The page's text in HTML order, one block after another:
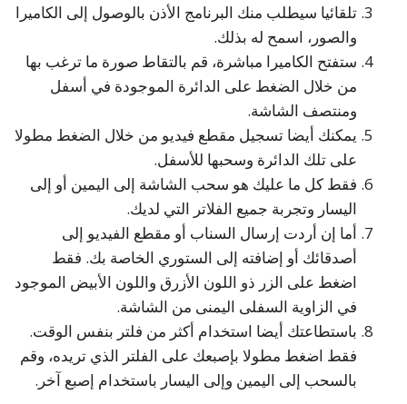
تلقائيا سيطلب منك البرنامج الأذن بالوصول إلى الكاميرا
والصور، اسمح له بذلك.
ستفتح الكاميرا مباشرة، قم بالتقاط صورة ما ترغب بها
من خلال الضغط على الدائرة الموجودة في أسفل
ومنتصف الشاشة.
يمكنك أيضا تسجيل مقطع فيديو من خلال الضغط مطولا
على تلك الدائرة وسحبها للأسفل.
فقط كل ما عليك هو سحب الشاشة إلى اليمين أو إلى
اليسار وتجربة جميع الفلاتر التي لديك.
أما إن أردت إرسال السناب أو مقطع الفيديو إلى
أصدقائك أو إضافته إلى الستوري الخاصة بك. فقط
اضغط على الزر ذو اللون الأزرق واللون الأبيض الموجود
في الزاوية السفلى اليمنى من الشاشة.
باستطاعتك أيضا استخدام أكثر من فلتر بنفس الوقت.
فقط اضغط مطولا بإصبعك على الفلتر الذي تريده، وقم
بالسحب إلى اليمين وإلى اليسار باستخدام إصبع آخر.